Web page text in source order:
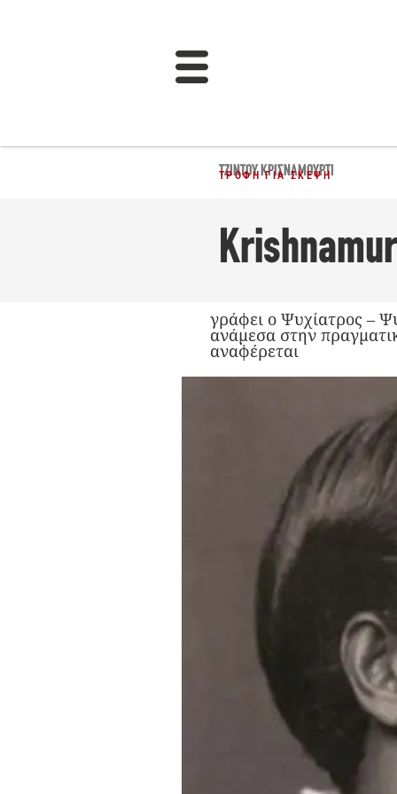
ΤΖΊΝΤΟΥ ΚΡΙΣΝΑΜΟΎΡΤΙ
ΤΡΟΦΉ ΓΙΑ ΣΚΈΨΗ
γράφει ο Ψυχίατρος –
ανάμεσα στην
αναφέρεται